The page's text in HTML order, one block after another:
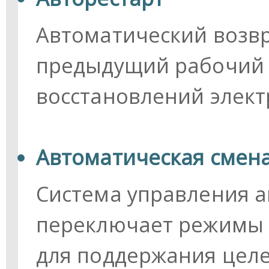
Автоматический
предыдущий
восстановлений
Автоматическая
Система управления
переключает режимы
для поддержания